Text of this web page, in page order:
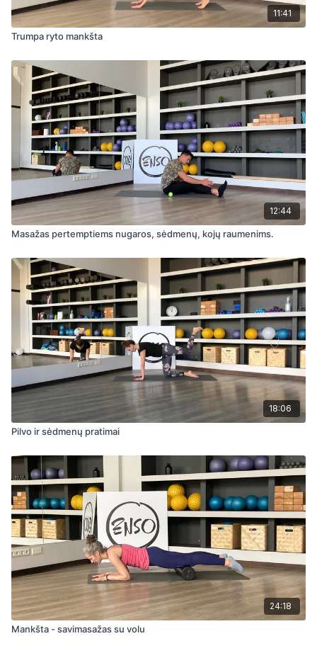
11:41
Trumpa ryto mankšta
12:44
Masažas pertemptiems nugaros, sėdmenų, kojų raumenims.
18:06
Pilvo ir sėdmenų pratimai
24:18
Mankšta - savimasažas su volu